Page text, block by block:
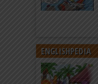
ENGLISHPEDIA